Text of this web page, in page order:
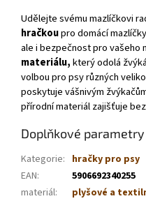
Udělejte svému mazlíčkovi
hračkoupro domácí
ale i bezpečnost pro vašeho
materiálu,který odolá
volbou pro psy různých
poskytuje vášnivým
přírodní materiál zajišťuje
Doplňkové parametry
Kategorie: hračky pro psy
EAN:
5906692340255
materiál: plyšové a